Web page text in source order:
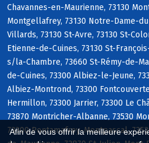
Afin de vous offrir la meilleure
Chavannes-en-Maurienne, 73130
Montgellafrey, 73130 Notre-Dame-
Villards, 73130 St-Avre, 73130 St-
Etienne-de-Cuines, 73130 St-
s/la-Chambre, 73660 St-Rémy-de-
de-Cuines, 73300 Albiez-le-Jeune,
Albiez-Montrond, 73300
Hermillon, 73300 Jarrier, 73300 Le
73870 Montricher-Albanne, 73530
73300 Pontamafrey-Montpascal,